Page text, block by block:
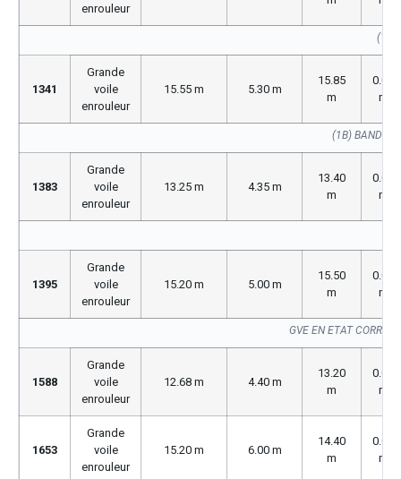
enrouleur
1341
Grande
voile
enrouleur
15.55 m 5.30 m
15.85
m
0.00
m
(1B) BANDE
1383
Grande
voile
enrouleur
13.25 m 4.35 m
13.40
m
0.00
m
1395
Grande
voile
enrouleur
15.20 m 5.00 m
15.50
m
0.00
m
GVE EN ETAT
1588
Grande
voile
enrouleur
12.68 m 4.40 m
13.20
m
0.00
m
1653
Grande
voile
enrouleur
15.20 m 6.00 m
14.40
m
0.00
m